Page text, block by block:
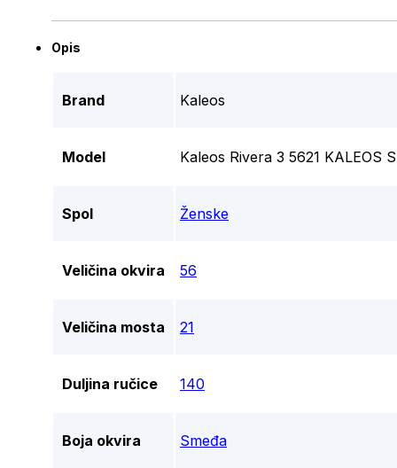
Opis
Brand Kaleos
Model Kaleos Rivera 3 5621 KALEOS
Spol Ženske
Veličina okvira 56
Veličina mosta 21
Duljina ručice 140
Boja okvira Smeđa